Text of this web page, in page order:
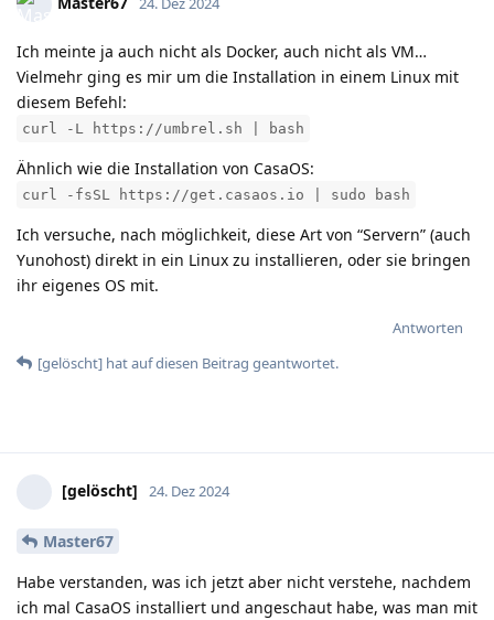
Ich meinte ja auch nicht als Docker, auch nicht als VM…
Vielmehr ging es mir um die Installation in einem Linux mit
diesem Befehl:
curl -L https://umbrel.sh | bash
Ähnlich wie die Installation von CasaOS:
curl -fsSL https://get.casaos.io | sudo bash
Ich versuche, nach möglichkeit, diese Art von “Servern” (auch
Yunohost) direkt in ein Linux zu installieren, oder sie bringen
ihr eigenes OS mit.
Antworten
[gelöscht] hatauf diesen Beitrag geantwortet.
[gelöscht] 24. Dez 2024
Master67
Habe verstanden, was ich jetzt aber nicht verstehe, nachdem
ich mal CasaOS installiert und angeschaut habe, was man mit